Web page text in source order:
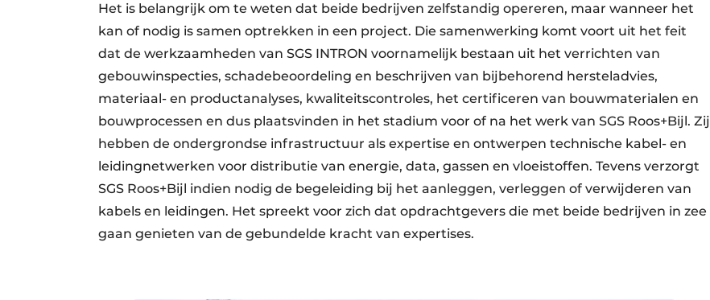
Het is belangrijk om te weten dat beide bedrijven zelfstandig opereren, maar wanneer het
kan of nodig is samen optrekken in een project. Die samenwerking komt voort uit het feit
dat de werkzaamheden van SGS INTRON voornamelijk bestaan uit het verrichten van
gebouwinspecties, schadebeoordeling en beschrijven van bijbehorend hersteladvies,
materiaal- en productanalyses, kwaliteitscontroles, het certificeren van bouwmaterialen en
bouwprocessen en dus plaatsvinden in het stadium voor of na het werk van SGS Roos+Bijl. Zij
hebben de ondergrondse infrastructuur als expertise en ontwerpen technische kabel- en
leidingnetwerken voor distributie van energie, data, gassen en vloeistoffen. Tevens verzorgt
SGS Roos+Bijl indien nodig de begeleiding bij het aanleggen, verleggen of verwijderen van
kabels en leidingen. Het spreekt voor zich dat opdrachtgevers die met beide bedrijven in zee
gaan genieten van de gebundelde kracht van expertises.